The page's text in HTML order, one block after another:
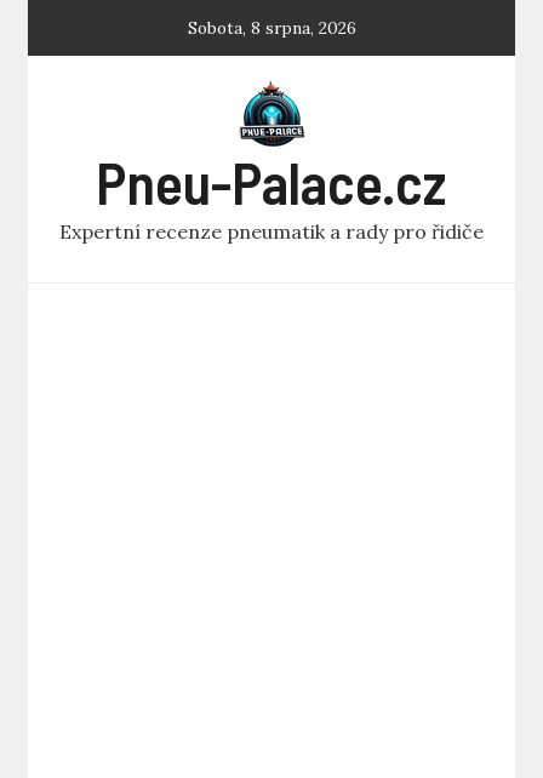
Sobota, 8 srpna, 2026
Pneu-Palace.cz
Expertní recenze pneumatik a rady pro řidiče